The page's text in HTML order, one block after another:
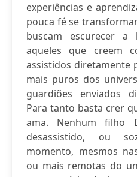
experiências e
pouca fé se
buscam escurecer
aqueles que creem
assistidos diretamente
mais puros dos
guardiões enviados
Para tanto basta crer
ama. Nenhum filho
desassistido, ou
momento, mesmos
ou mais remotas do